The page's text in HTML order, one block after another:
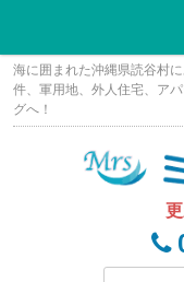
Skip
content
海に囲まれた沖縄県読谷村
件、軍用地、外人住宅、ア
グへ！